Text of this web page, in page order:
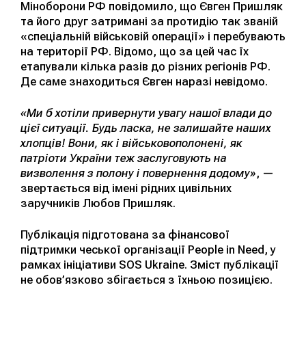
Міноборони РФ повідомило, що Євген Пришляк
та його друг затримані за протидію так званій
«спеціальній військовій операції» і перебувають
на території РФ. Відомо, що за цей час їх
етапували кілька разів до різних регіонів РФ.
Де саме знаходиться Євген наразі невідомо.
«Ми б хотіли привернути увагу нашої влади до
цієї ситуації. Будь ласка, не залишайте наших
хлопців! Вони, як і військовополонені, як
патріоти України теж заслуговують на
визволення з полону і повернення додому», —
звертається від імені рідних цивільних
заручників Любов Пришляк.
Публікація підготована за фінансової
підтримки чеської організації People in Need, у
рамках ініціативи SOS Ukraine. Зміст публікації
не обов’язково збігається з їхньою позицією.